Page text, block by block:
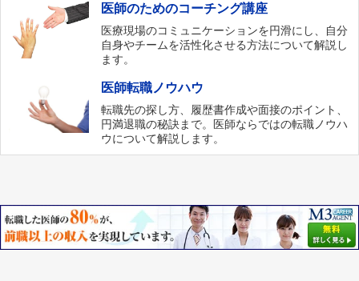
医師のためのコーチング講座
医療現場のコミュニケーションを円滑にし、自分
自身やチームを活性化させる方法について解説し
ます。
医師転職ノウハウ
転職先の探し方、履歴書作成や面接のポイント、
円満退職の秘訣まで。医師ならではの転職ノウハ
ウについて解説します。